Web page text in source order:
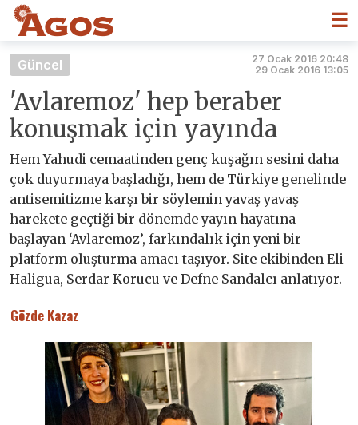
☰
Güncel
27 Ocak 2016 20:48
29 Ocak 2016 13:05
'Avlaremoz' hep beraber
konuşmak için yayında
Hem Yahudi cemaatinden genç kuşağın sesini daha
çok duyurmaya başladığı, hem de Türkiye genelinde
antisemitizme karşı bir söylemin yavaş yavaş
harekete geçtiği bir dönemde yayın hayatına
başlayan ‘Avlaremoz’, farkındalık için yeni bir
platform oluşturma amacı taşıyor. Site ekibinden Eli
Haligua, Serdar Korucu ve Defne Sandalcı anlatıyor.
Gözde Kazaz